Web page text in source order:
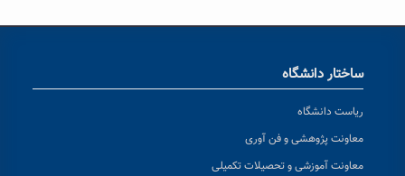
ساختار دانشگاه
ریاست دانشگاه
معاونت پژوهشی و فن آوری
معاونت آموزشی و تحصیلات تکمیلی